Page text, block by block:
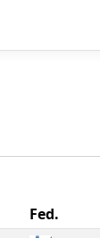
Fed.